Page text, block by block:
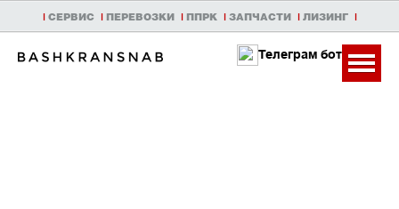
| СЕРВИС | ПЕРЕВОЗКИ | ППРК | ЗАПЧАСТИ | ЛИЗИНГ |
Телеграм бот